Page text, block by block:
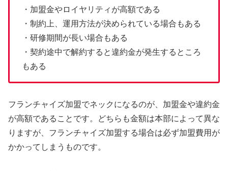
・加盟金やロイヤリティが高額である
・制約上、運用方法が決められている場合もある
・研修期間が長い場合もある
・契約途中で解約すると違約金が発生するところ
もある
フランチャイズ加盟でネックになるのが、加盟金や違約金
が高額であることです。どちらも金額は本部によって異な
りますが、フランチャイズ加盟する場合は必ず加盟費用が
かかってしまうものです。